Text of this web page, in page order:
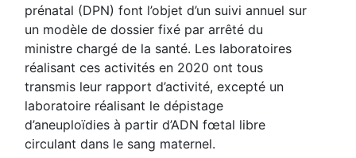
prénatal (DPN) font l’objet d’un suivi annuel sur
un modèle de dossier fixé par arrêté du
ministre chargé de la santé. Les laboratoires
réalisant ces activités en 2020 ont tous
transmis leur rapport d’activité, excepté un
laboratoire réalisant le dépistage
d’aneuploïdies à partir d’ADN fœtal libre
circulant dans le sang maternel.